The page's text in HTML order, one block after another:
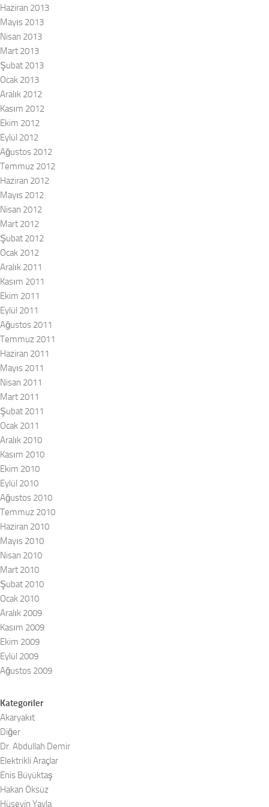
Haziran 2013
Mayıs 2013
Nisan 2013
Mart 2013
Şubat 2013
Ocak 2013
Aralık 2012
Kasım 2012
Ekim 2012
Eylül 2012
Ağustos 2012
Temmuz 2012
Haziran 2012
Mayıs 2012
Nisan 2012
Mart 2012
Şubat 2012
Ocak 2012
Aralık 2011
Kasım 2011
Ekim 2011
Eylül 2011
Ağustos 2011
Temmuz 2011
Haziran 2011
Mayıs 2011
Nisan 2011
Mart 2011
Şubat 2011
Ocak 2011
Aralık 2010
Kasım 2010
Ekim 2010
Eylül 2010
Ağustos 2010
Temmuz 2010
Haziran 2010
Mayıs 2010
Nisan 2010
Mart 2010
Şubat 2010
Ocak 2010
Aralık 2009
Kasım 2009
Ekim 2009
Eylül 2009
Ağustos 2009
Kategoriler
Akaryakıt
Diğer
Dr. Abdullah Demir
Elektrikli Araçlar
Enis Büyüktaş
Hakan Öksüz
Hüseyin Yayla